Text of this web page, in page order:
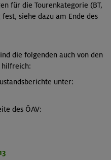
für die Tourenkategorie (BT,
siehe dazu am Ende des
die folgenden auch von den
hilfreich:
unter:
des ÖAV: